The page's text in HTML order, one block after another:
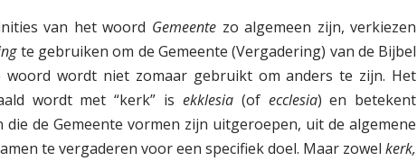
van het woord Gemeente zo algemeen zijn, verkiezen
te gebruiken om de Gemeente (Vergadering) van de Bijbel
woord wordt niet zomaar gebruikt om anders te zijn. Het
wordt met “kerk” is ekklesia(of ecclesia) en betekent
die de Gemeente vormen zijn uitgeroepen, uit de algemene
te vergaderen voor een specifiek doel. Maar zowelkerk,